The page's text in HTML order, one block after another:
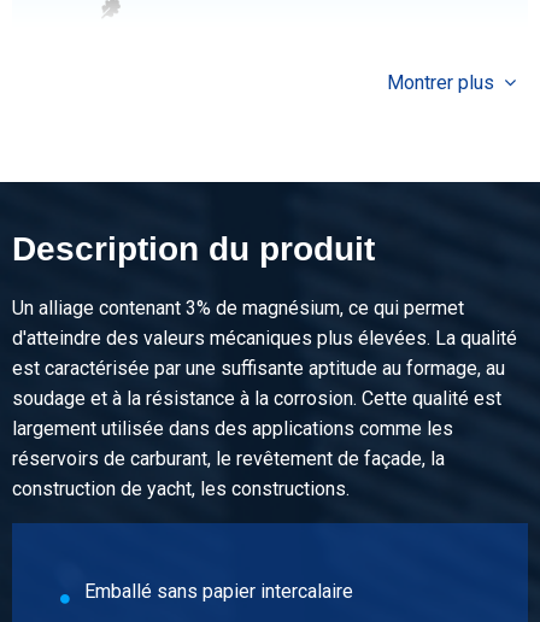
N° d'article
Description
Tôle alu EN AW-5754 H22 3000x1500x1,5 sans papier
Poids des pièces en kg
18,59
Prix brut
Sélectionner
N° d'article
2800-0720-212
Description
Montrer plus
Description du produit
Un alliage contenant 3% de magnésium, ce qui permet
d'atteindre des valeurs mécaniques plus élevées. La qualité
est caractérisée par une suffisante aptitude au formage, au
soudage et à la résistance à la corrosion. Cette qualité est
largement utilisée dans des applications comme les
réservoirs de carburant, le revêtement de façade, la
construction de yacht, les constructions.
Emballé sans papier intercalaire